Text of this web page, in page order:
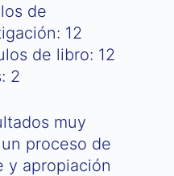
de
12
de libro: 12
2
muy
proceso de
y apropiación